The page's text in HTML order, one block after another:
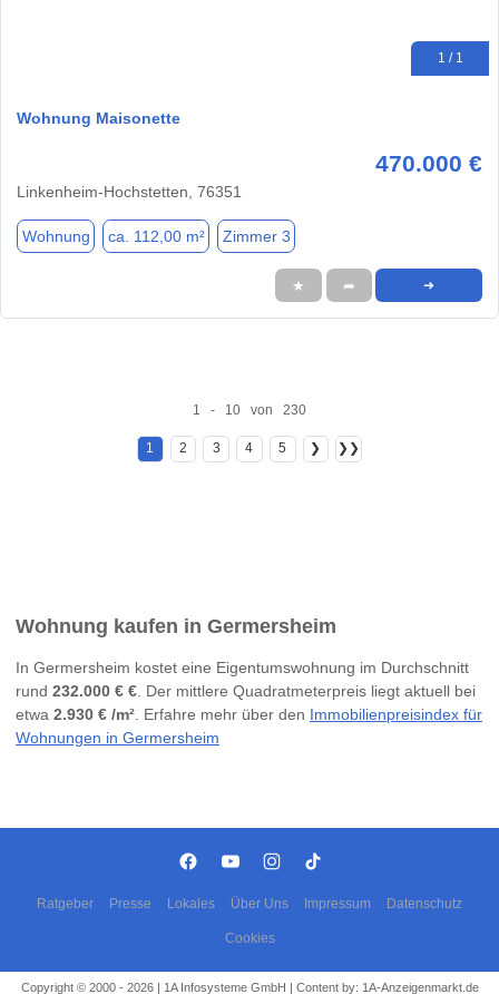
1 / 1
Wohnung Maisonette
470.000 €
Linkenheim-Hochstetten, 76351
Wohnung ca. 112,00 m² Zimmer 3
★ ➦ ➜
1 - 10 von 230
1 2 3 4 5 ❯ ❯❯
Wohnung kaufen in Germersheim
In Germersheim kostet eine Eigentumswohnung im Durchschnitt
rund 232.000 € €. Der mittlere Quadratmeterpreis liegt aktuell bei
etwa 2.930 € /m². Erfahre mehr über den Immobilienpreisindex für
Wohnungen in Germersheim
Ratgeber Presse Lokales Über Uns Impressum Datenschutz
Cookies
Copyright © 2000 - 2026 | 1A Infosysteme GmbH | Content by: 1A-Anzeigenmarkt.de